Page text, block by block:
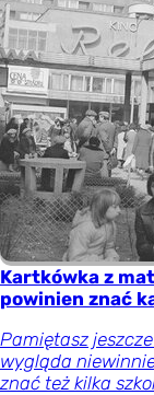
Kartkówka z
powinien znać
Pamiętasz
wygląda
znać też kilka